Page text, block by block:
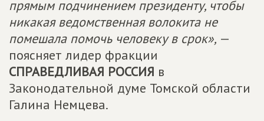
прямым подчинением президенту, чтобы
никакая ведомственная волокита не
помешала помочь человеку в срок», —
поясняет лидер фракции
СПРАВЕДЛИВАЯ РОССИЯ в
Законодательной думе Томской области
Галина Немцева.